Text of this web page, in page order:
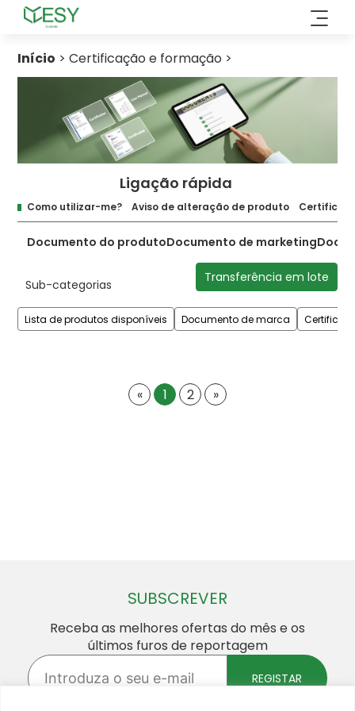
Saltar
para
conteúdo
Início > Certificação e formação >
Ligação rápida
Como utilizar-me? Aviso de alteração de produto
Documento do produtoDocumento de marketing
Sub-categorias Transferência em lote
Lista de produtos disponíveis Documento de marca
« 1 2 »
SUBSCREVER
Receba as melhores ofertas do mês e os
últimos furos de reportagem
Introduza
o
REGISTAR